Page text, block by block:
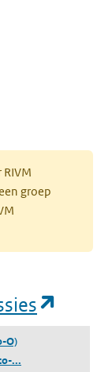
groep
O)
...